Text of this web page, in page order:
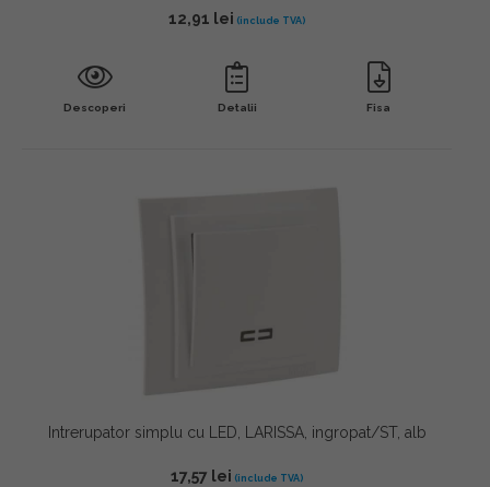
12,91 lei
Descoperi Detalii Fisa
Intrerupator simplu cu LED, LARISSA, ingropat/ST, alb
17,57 lei